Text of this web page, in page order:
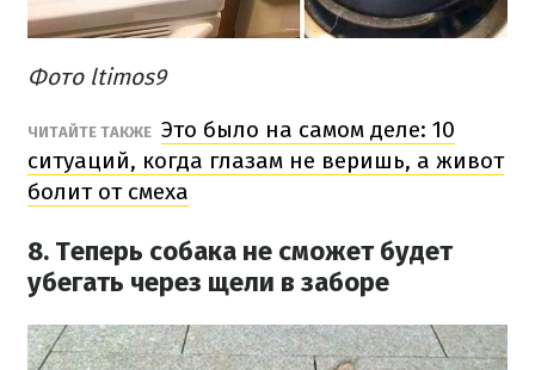
Фото ltimos9
ЧИТАЙТЕ ТАКЖЕ Это было на самом деле: 10
ситуаций, когда глазам не веришь, а живот
болит от смеха
8. Теперь собака не сможет будет ​​
убегать через щели в заборе